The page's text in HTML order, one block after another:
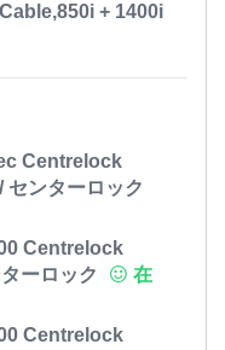
+ 1400i
Centrelock
センターロック
Centrelock
ーロック
在
Centrelock